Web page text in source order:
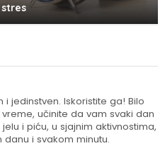
jedinstven. Iskoristite ga! Bilo
učinite da vam svaki dan
i piću, u sjajnim aktivnostima,
i svakom minutu.